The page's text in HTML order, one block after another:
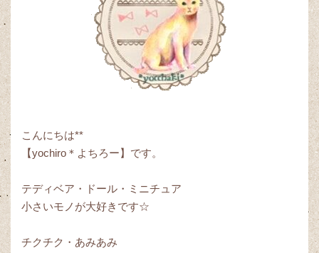
こんにちは**
【yochiro＊よちろー】です。
テディベア・ドール・ミニチュア
小さいモノが大好きです☆
チクチク・あみあみ